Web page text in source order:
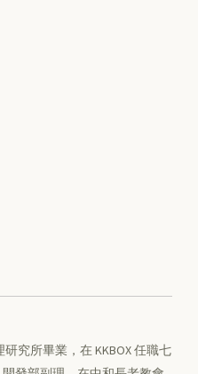
究所畢業，在 KKBOX 任職七